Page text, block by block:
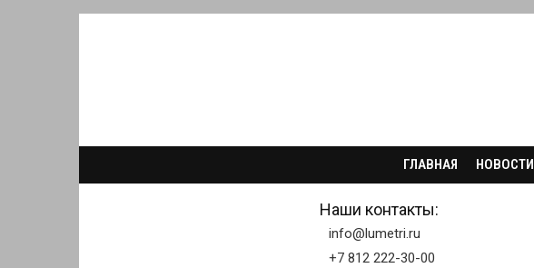
ГЛАВНАЯ НОВОСТИ
Наши контакты:
info@lumetri.ru
+7 812 222-30-00